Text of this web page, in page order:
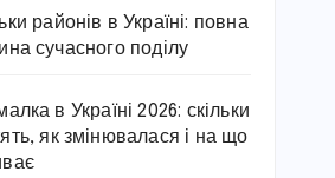
районів в Україні: повна
сучасного поділу
в Україні 2026: скільки
як змінювалася і на що